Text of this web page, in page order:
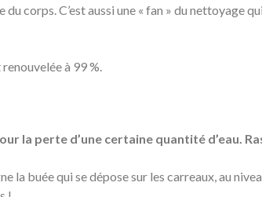
corps. C’est aussi une « fan » du nettoyage
à 99 %.
la perte d’une certaine quantité d’eau.
la buée qui se dépose sur les carreaux, au